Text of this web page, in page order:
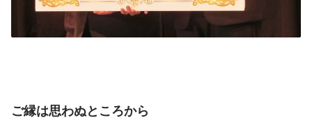
ご縁は思わぬところから